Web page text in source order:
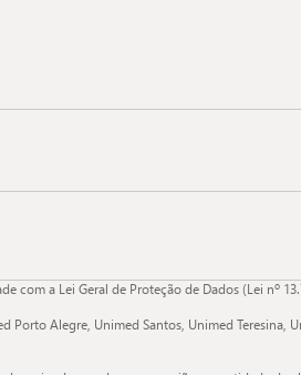
a Lei Geral de Proteção de Dados (Lei nº
Alegre, Unimed Santos, Unimed Teresina,